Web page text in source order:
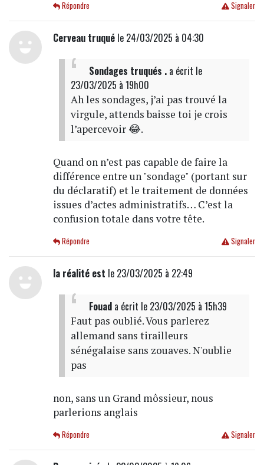
Signaler
Répondre
Cerveau truquéle 24/03/2025 à 04:30
Sondages truqués .a écrit le
23/03/2025 à 19h00
Ah les sondages, j’ai pas trouvé la
virgule, attends baisse toi je crois
l’apercevoir 😂.
Quand on n’est pas capable de faire la
différence entre un "sondage" (portant sur
du déclaratif) et le traitement de données
issues d’actes administratifs… C’est la
confusion totale dans votre tête.
Signaler
Répondre
la réalité est le 23/03/2025 à 22:49
Fouada écrit le 23/03/2025 à 15h39
Faut pas oublié. Vous parlerez
allemand sans tirailleurs
sénégalaise sans zouaves. N'oublie
pas
non, sans un Grand môssieur, nous
parlerions anglais
Signaler
Répondre